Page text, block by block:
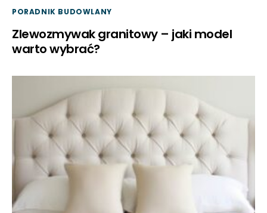
PORADNIK BUDOWLANY
Zlewozmywak granitowy – jaki model
warto wybrać?